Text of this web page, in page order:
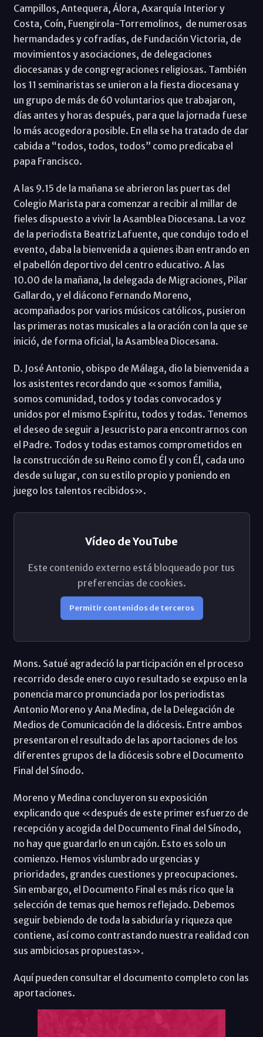
Campillos, Antequera, Álora, Axarquía Interior y
Costa, Coín, Fuengirola-Torremolinos, de numerosas
hermandades y cofradías, de Fundación Victoria, de
movimientos y asociaciones, de delegaciones
diocesanas y de congregraciones religiosas. También
los 11 seminaristas se unieron a la fiesta diocesana y
un grupo de más de 60 voluntarios que trabajaron,
días antes y horas después, para que la jornada fuese
lo más acogedora posible. En ella se ha tratado de dar
cabida a “todos, todos, todos” como predicaba el
papa Francisco.
A las 9.15 de la mañana se abrieron las puertas del
Colegio Marista para comenzar a recibir al millar de
fieles dispuesto a vivir la Asamblea Diocesana. La voz
de la periodista Beatriz Lafuente, que condujo todo el
evento, daba la bienvenida a quienes iban entrando en
el pabellón deportivo del centro educativo. A las
10.00 de la mañana, la delegada de Migraciones, Pilar
Gallardo, y el diácono Fernando Moreno,
acompañados por varios músicos católicos, pusieron
las primeras notas musicales a la oración con la que se
inició, de forma oficial, la Asamblea Diocesana.
D. José Antonio, obispo de Málaga, dio la bienvenida a
los asistentes recordando que «somos familia,
somos comunidad, todos y todas convocados y
unidos por el mismo Espíritu, todos y todas. Tenemos
el deseo de seguir a Jesucristo para encontrarnos con
el Padre. Todos y todas estamos comprometidos en
la construcción de su Reino como Él y con Él, cada uno
desde su lugar, con su estilo propio y poniendo en
juego los talentos recibidos».
Vídeo de YouTube
Este contenido externo está bloqueado por tus
preferencias de cookies.
Permitir contenidos de terceros
Mons. Satué agradeció la participación en el proceso
recorrido desde enero cuyo resultado se expuso en la
ponencia marco pronunciada por los periodistas
Antonio Moreno y Ana Medina, de la Delegación de
Medios de Comunicación de la diócesis. Entre ambos
presentaron el resultado de las aportaciones de los
diferentes grupos de la diócesis sobre el Documento
Final del Sínodo.
Moreno y Medina concluyeron su exposición
explicando que «después de este primer esfuerzo de
recepción y acogida del Documento Final del Sínodo,
no hay que guardarlo en un cajón. Esto es solo un
comienzo. Hemos vislumbrado urgencias y
prioridades, grandes cuestiones y preocupaciones.
Sin embargo, el Documento Final es más rico que la
selección de temas que hemos reflejado. Debemos
seguir bebiendo de toda la sabiduría y riqueza que
contiene, así como contrastando nuestra realidad con
sus ambiciosas propuestas».
Aquí pueden consultar el documento completo con las
aportaciones.